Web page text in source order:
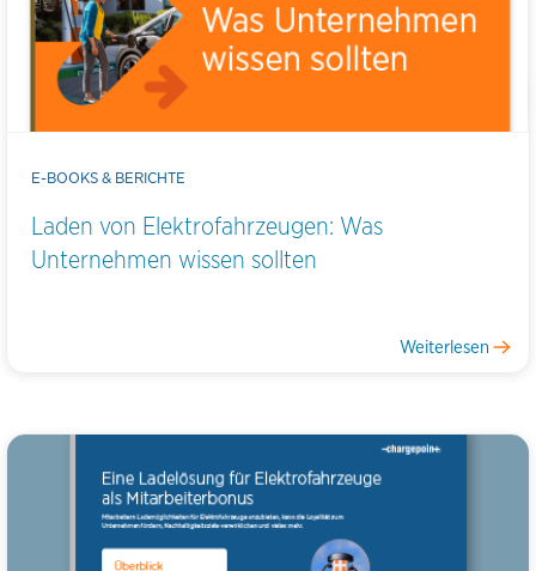
E-BOOKS & BERICHTE
Laden von Elektrofahrzeugen: Was
Unternehmen wissen sollten
Weiterlesen